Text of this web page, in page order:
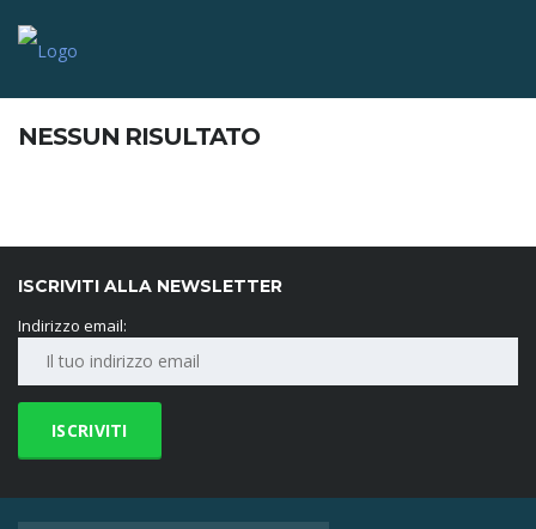
NESSUN RISULTATO
ISCRIVITI ALLA NEWSLETTER
Indirizzo email: